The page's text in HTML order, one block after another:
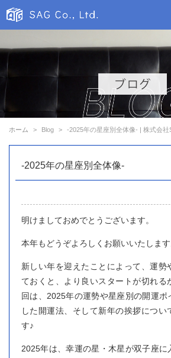
ホーム Blog -2025年の星座別全体像- | 株式会社
-2025年の星座別全体像-
明けましておめでとうございます。
本年もどうぞよろしくお願いいたします
新しい年を迎えたことによって、運勢
ておくと、より良いスタートが切れる
回は、2025年の運勢や星座別の開運ポ
した開運法、そして新年の挨拶につい
す♪
2025年は、幸運の星・木星が双子座に